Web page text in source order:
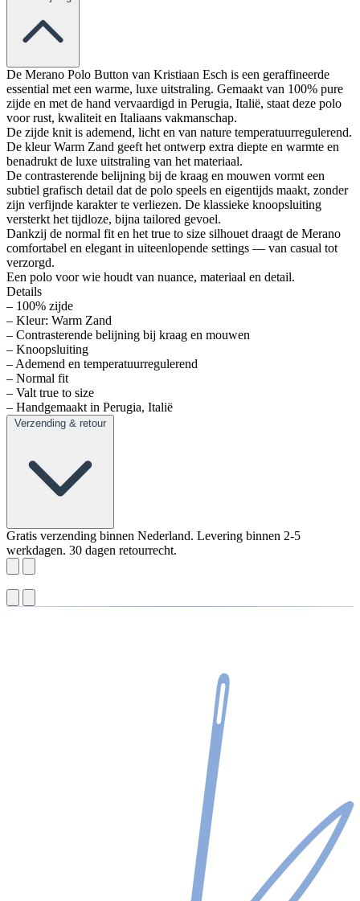
De Merano Polo Button van Kristiaan Esch is een geraffineerde
essential met een warme, luxe uitstraling. Gemaakt van 100% pure
zijde en met de hand vervaardigd in Perugia, Italië, staat deze polo
voor rust, kwaliteit en Italiaans vakmanschap.
De zijde knit is ademend, licht en van nature temperatuurregulerend.
De kleur Warm Zand geeft het ontwerp extra diepte en warmte en
benadrukt de luxe uitstraling van het materiaal.
De contrasterende belijning bij de kraag en mouwen vormt een
subtiel grafisch detail dat de polo speels en eigentijds maakt, zonder
zijn verfijnde karakter te verliezen. De klassieke knoopsluiting
versterkt het tijdloze, bijna tailored gevoel.
Dankzij de normal fit en het true to size silhouet draagt de Merano
comfortabel en elegant in uiteenlopende settings — van casual tot
verzorgd.
Een polo voor wie houdt van nuance, materiaal en detail.
Details
– 100% zijde
– Kleur: Warm Zand
– Contrasterende belijning bij kraag en mouwen
– Knoopsluiting
– Ademend en temperatuurregulerend
– Normal fit
– Valt true to size
– Handgemaakt in Perugia, Italië
Verzending & retour
Gratis verzending binnen Nederland. Levering binnen 2-5
werkdagen. 30 dagen retourrecht.